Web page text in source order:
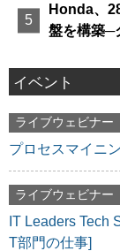
Honda、
盤を構築─
イベント
ライブウェビナー
プロセスマイニ
ライブウェビナー
IT Leaders Tech
T部門の仕事]